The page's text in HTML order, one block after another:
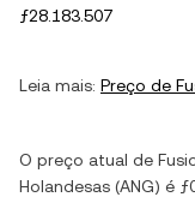
ƒ28.183.507
Leia mais: Preço de
O preço atual de
Holandesas (ANG) é